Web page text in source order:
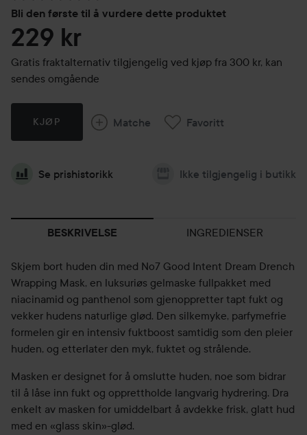
Bli den første til å vurdere dette produktet
229 kr
Gratis fraktalternativ tilgjengelig ved kjøp fra 300 kr, kan
sendes omgående
KJØP Matche Favoritt
Se prishistorikk Ikke tilgjengelig i butikk
BESKRIVELSE INGREDIENSER
Skjem bort huden din med No7 Good Intent Dream Drench
Wrapping Mask, en luksuriøs gelmaske fullpakket med
niacinamid og panthenol som gjenoppretter tapt fukt og
vekker hudens naturlige glød. Den silkemyke, parfymefrie
formelen gir en intensiv fuktboost samtidig som den pleier
huden, og etterlater den myk, fuktet og strålende.
Masken er designet for å omslutte huden, noe som bidrar
til å låse inn fukt og opprettholde langvarig hydrering. Dra
enkelt av masken for umiddelbart å avdekke frisk, glatt hud
med en «glass skin»-glød.